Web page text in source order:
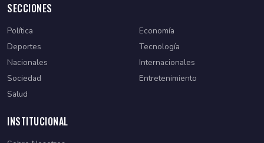
SECCIONES
Política
Economía
Deportes
Tecnología
Nacionales
Internacionales
Sociedad
Entretenimiento
Salud
INSTITUCIONAL